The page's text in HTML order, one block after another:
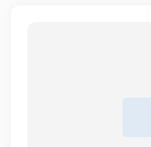
上了黑帮头目的
觉得自己是这
下们奉承，厌